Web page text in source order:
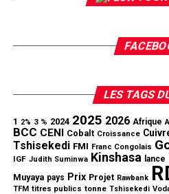
LES TAGS
1 2% 3 % 2024 2025 2026 Afrique
BCC CENI Cobalt Croissance
Tshisekedi FMI Franc Congolais
IGF Judith Suminwa Kinshasa lance
Muyaya pays Prix Projet Rawbank
TFM titres publics tonne Tshisekedi